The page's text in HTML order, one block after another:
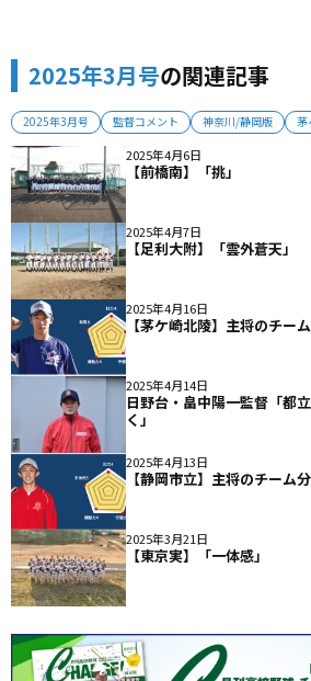
2025年3月号の関連記事
2025年3月号 監督コメント 神奈川/静岡版 茅
2025年4月6日
【前橋南】「挑」
2025年4月7日
【足利大附】「雲外蒼天」
2025年4月16日
【茅ケ崎北陵】主将のチー
2025年4月14日
日野台・畠中陽一監督「都
く」
2025年4月13日
【静岡市立】主将のチーム
2025年3月21日
【東京実】「一体感」